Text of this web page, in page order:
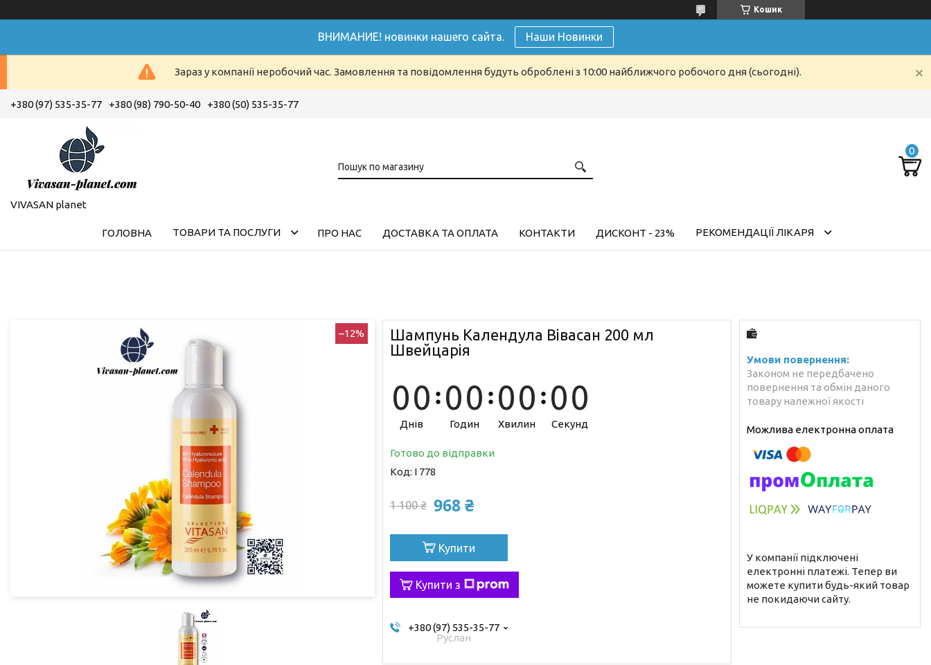
Кошик
ВНИМАНИЕ! новинки нашего сайта. Наши Новинки
Зараз у компанії неробочий час. Замовлення та повідомлення будуть оброблені з 10:00 найближчого робочого дня (сьогодні).
+380 (97) 535-35-77 +380 (98) 790-50-40 +380 (50) 535-35-77
VIVASAN planet
ГОЛОВНА ТОВАРИ ТА ПОСЛУГИ ПРО НАС ДОСТАВКА ТА ОПЛАТА КОНТАКТИ ДИСКОНТ - 23% РЕКОМЕНДАЦІЇ ЛІКАРЯ
–12%
Шампунь Календула Вівасан 200 мл
Швейцарія
00
Днів
00
Годин
00
Хвилин
00
Секунд
Готово до відправки
Код: I 778
1 100 ₴ 968 ₴
Купити
Купити з
+380 (97) 535-35-77
Руслан
Законом не передбачено
повернення та обмін даного
товару належної якості
У компанії підключені
електронні платежі. Тепер ви
можете купити будь-який товар
не покидаючи сайту.